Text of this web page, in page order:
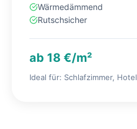
Wärmedämmend
Rutschsicher
ab 18 €/m²
Ideal für: Schlafzimmer, Hotel